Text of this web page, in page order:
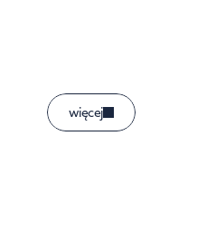
więcej